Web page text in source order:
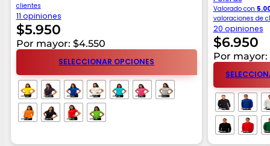
clientes
11 opiniones
$5.950
Por mayor: $4.550
SELECCIONAR OPCIONES
Valorado con
valoraciones de
20 opiniones
$6.950
Por mayor: